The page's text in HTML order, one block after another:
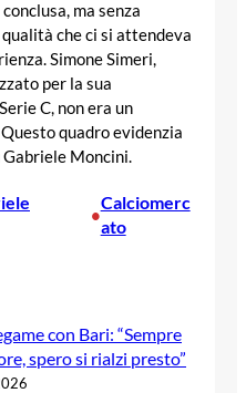
ma senza
che ci si attendeva
Simone Simeri,
per la sua
C, non era un
quadro evidenzia
Gabriele Moncini.
•
Calciomerc
ato
con Bari: “Sempre
spero si rialzi presto”